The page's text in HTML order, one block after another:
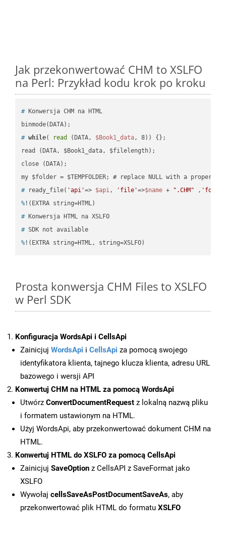
Jak przekonwertować CHM to XSLFO
na Perl: Przykład kodu krok po kroku
# Konwersja CHM na HTML
# while( read (DATA, $Book1_data, 8)) {};
read (DATA, $Book1_data, $filelength);
close (DATA);
# ready_file( 'api'=> $api, 'file'=>$name + ".CHM" ,
% !(EXTRA string=HTML)
# Konwersja HTML na XSLFO
# SDK not available
% !(EXTRA string=HTML, string=XSLFO)
Prosta konwersja CHM Files to XSLFO
w Perl SDK
Konfiguracja WordsApi i CellsApi
Zainicjuj WordsApi i CellsApi za pomocą swojego
identyfikatora klienta, tajnego klucza klienta, adresu URL
bazowego i wersji API
Konwertuj CHM na HTML za pomocą WordsApi
Utwórz ConvertDocumentRequest z lokalną nazwą pliku
i formatem ustawionym na HTML.
Użyj WordsApi, aby przekonwertować dokument CHM na
HTML.
Konwertuj HTML do XSLFO za pomocą CellsApi
Zainicjuj SaveOption z CellsAPI z SaveFormat jako
XSLFO
Wywołaj cellsSaveAsPostDocumentSaveAs, aby
przekonwertować plik HTML do formatu XSLFO